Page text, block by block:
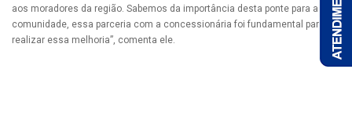
aos moradores da região. Sabemos da importância desta ponte para a
comunidade, essa parceria com a concessionária foi fundamental para
realizar essa melhoria”, comenta ele.